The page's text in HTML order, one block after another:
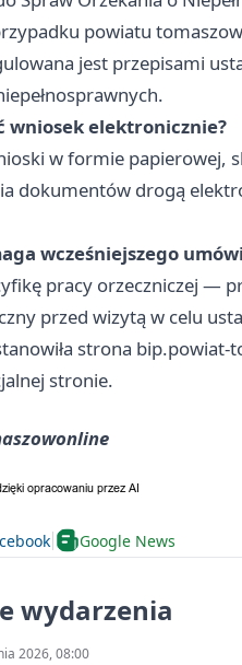
powiatu
jest przepisami
wniosek elektronicznie?
w formie papierowej,
dokumentów drogą
wcześniejszego
pracy orzeczniczej —
przed wizytą w celu
strona
stronie.
Google News
wydarzenia
2026, 08:00